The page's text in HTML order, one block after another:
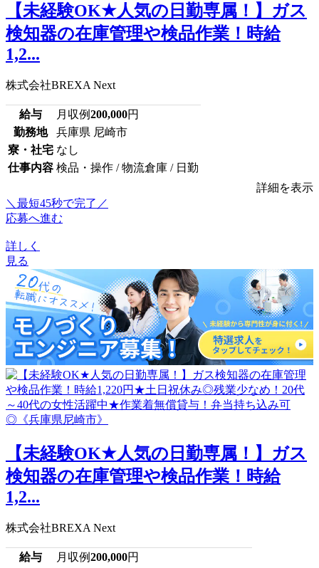
【未経験OK★人気の日勤専属！】ガス
検知器の在庫管理や検品作業！時給
1,2...
株式会社BREXA Next
給与 月収例200,000円
勤務地
兵庫県 尼崎市
寮・社宅 なし
仕事内容 検品・操作 / 物流倉庫 / 日勤
詳細を表示
＼最短45秒で完了／
応募へ進む
詳しく
見る
【未経験OK★人気の日勤専属！】ガス
検知器の在庫管理や検品作業！時給
1,2...
株式会社BREXA Next
給与 月収例200,000円